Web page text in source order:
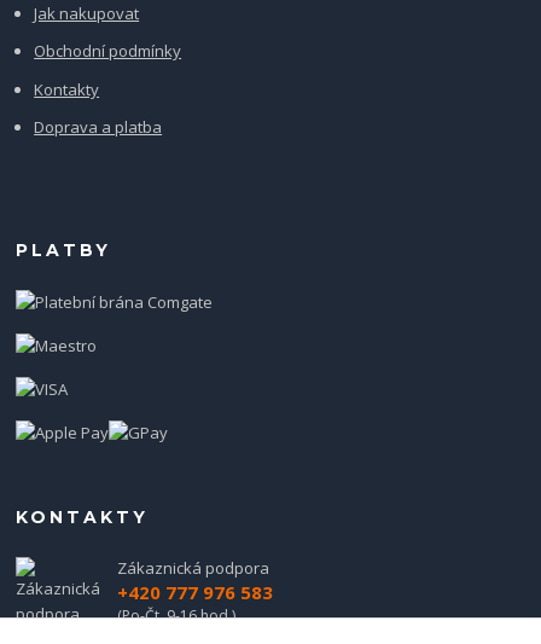
Jak nakupovat
Obchodní podmínky
Kontakty
Doprava a platba
PLATBY
KONTAKTY
Zákaznická podpora
+420 777 976 583
(Po-Čt, 9-16 hod.)